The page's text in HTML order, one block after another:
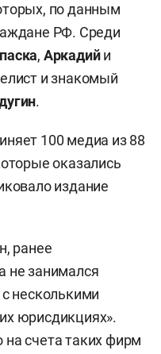
по данным
РФ. Среди
, Аркадийи
и знакомый
.
100 медиа из 88
оказались
издание
ранее
не занимался
несколькими
юрисдикциях».
счета таких фирм